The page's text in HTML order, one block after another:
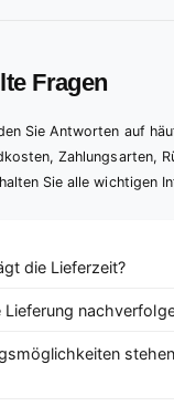
Fragen
Sie Antworten auf
Zahlungsarten,
Sie alle wichtigen
die Lieferzeit?
Lieferung